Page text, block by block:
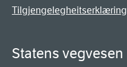
Tilgjengelegheitserklæring
Statens vegvesen